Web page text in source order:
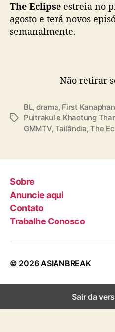
The Eclipse estreia no
agosto e terá novos
semanalmente.
Não retirar
T
BL, drama, First
Puitrakul e Khaotung
GMMTV,Tailândia,The
Sobre
Anuncie aqui
Contato
Trabalhe Conosco
© 2026ASIANBREAK
Sair da